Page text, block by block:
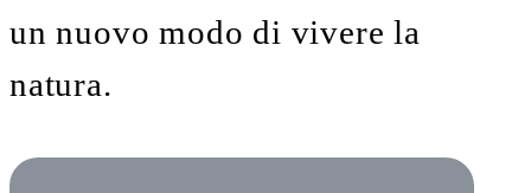
un nuovo modo di vivere la
natura.